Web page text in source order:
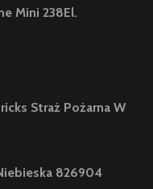
Mini 238El.
Straż Pożarna W
826904